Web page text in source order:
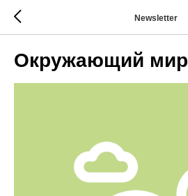
Newsletter
Окружающий мир